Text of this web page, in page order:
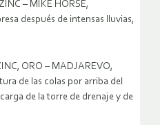
– MIKE HORSE,
después de intensas lluvias,
ORO – MADJAREVO,
de las colas por arriba del
de la torre de drenaje y de